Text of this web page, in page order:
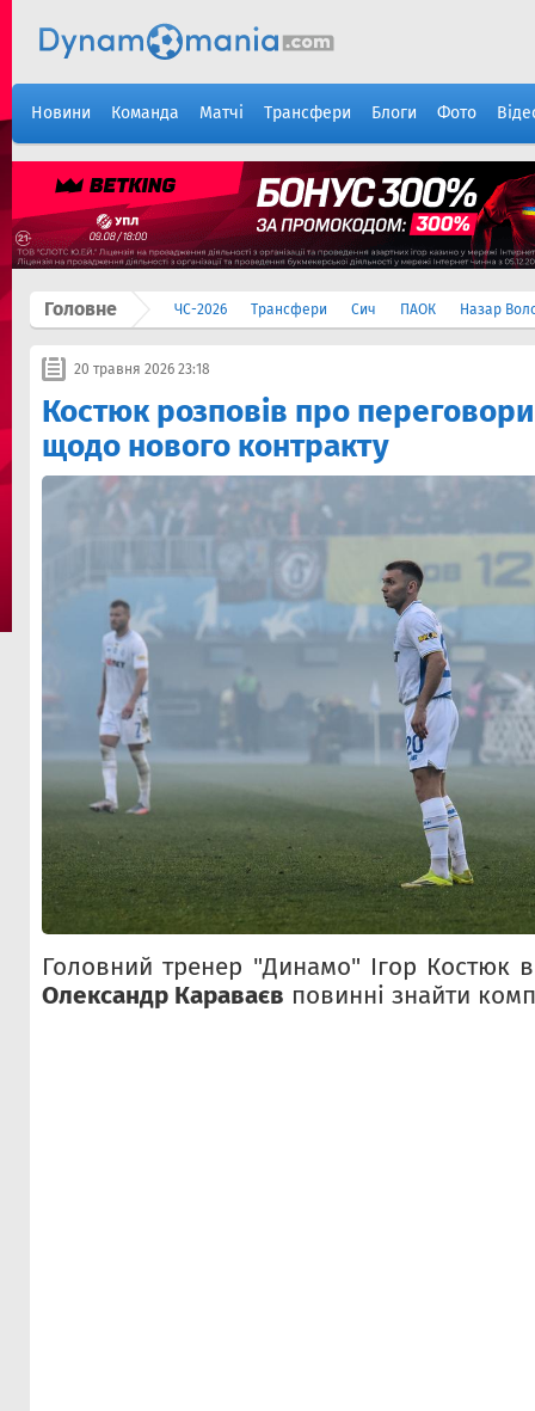
Новини Команда Матчі Трансфери Блоги Фото
Головне ЧС-2026 Трансфери Сич ПАОК Назар
20 травня 2026 23:18
Костюк розповів про
щодо нового контракту
Головний тренер "Динамо" Ігор Костюк
Олександр Караваєв повинні знайти